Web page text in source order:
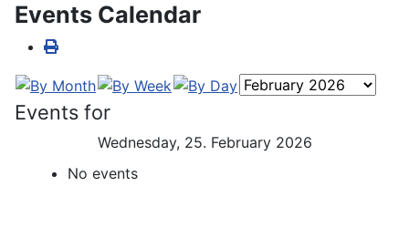
Events Calendar
Events for
Wednesday, 25. February 2026
No events